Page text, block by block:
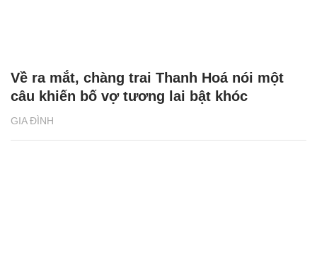
GIA ĐÌNH
Về ra mắt, chàng trai Thanh Hoá nói một
câu khiến bố vợ tương lai bật khóc